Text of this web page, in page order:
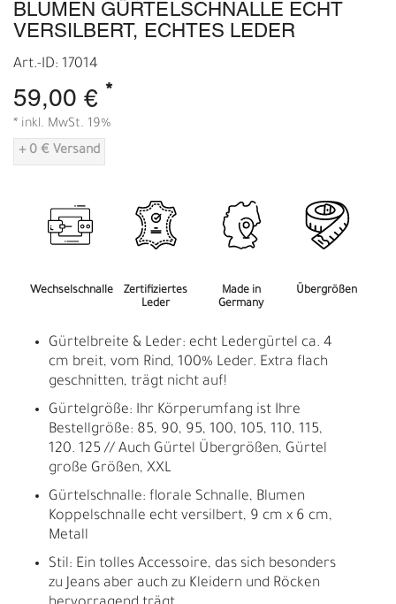
BLUMEN GÜRTELSCHNALLE ECHT
VERSILBERT, ECHTES LEDER
Art.-ID: 17014
59,00 € *
* inkl. MwSt. 19%
+ 0 € Versand
Wechselschnalle
Zertifiziertes
Leder
Made in
Germany
Übergrößen
Gürtelbreite & Leder: echt Ledergürtel ca. 4
cm breit, vom Rind, 100% Leder. Extra flach
geschnitten, trägt nicht auf!
Gürtelgröße: Ihr Körperumfang ist Ihre
Bestellgröße: 85, 90, 95, 100, 105, 110, 115,
120. 125 // Auch Gürtel Übergrößen, Gürtel
große Größen, XXL
Gürtelschnalle: florale Schnalle, Blumen
Koppelschnalle echt versilbert, 9 cm x 6 cm,
Metall
Stil: Ein tolles Accessoire, das sich besonders
zu Jeans aber auch zu Kleidern und Röcken